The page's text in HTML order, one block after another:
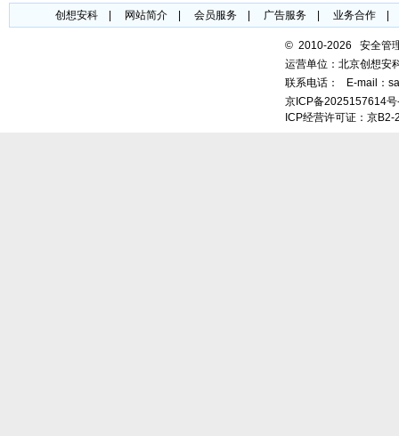
创想安科| 网站简介| 会员服务| 广告服务| 业务合作|
© 2010-2026 安全
运营单位：北京创想安
联系电话：
E-mail：
京ICP备2025157614
ICP经营许可证：京